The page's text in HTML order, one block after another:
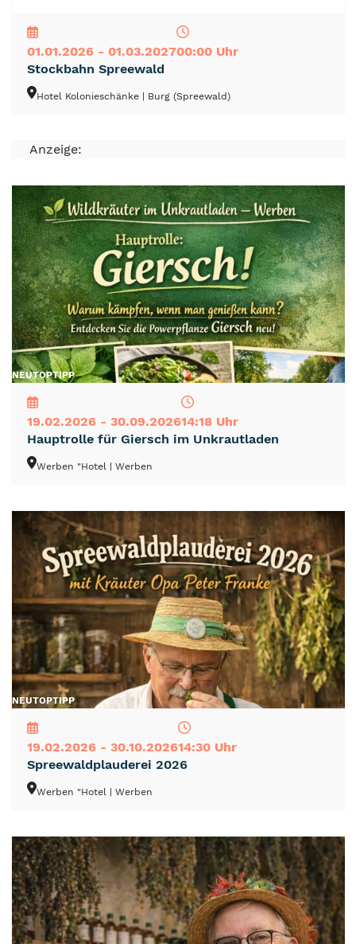
01.01.2026 - 01.03.202700:00 Uhr
Stockbahn Spreewald
Hotel Kolonieschänke | Burg (Spreewald)
NEUTOPTIPP
19.02.2026 - 30.09.202614:18 Uhr
Hauptrolle für Giersch im Unkrautladen
Werben "Hotel | Werben
NEUTOPTIPP
19.02.2026 - 30.10.202614:30 Uhr
Spreewaldplauderei 2026
Werben "Hotel | Werben
Anzeige: